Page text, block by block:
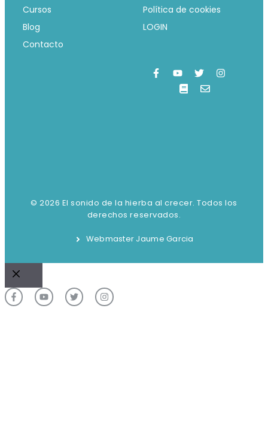
Cursos
Blog
Contacto
Política de cookies
LOGIN
© 2026 El sonido de la hierba al crecer. Todos los
derechos reservados.
Webmaster Jaume Garcia
Cerrar